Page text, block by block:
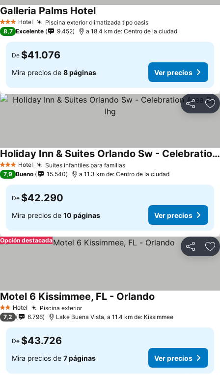
3 Estrellas
Hotel Piscina exterior climatizada tipo oasisVer precios
Galleria Palms HotelVer precios
8,7 Excelente 9.452 a 18.4 km de: Centro de la ciudad
De $41.076
Mira precios de 8 páginas Ver precios
Compartir
3 Estrellas
Hotel Suites infantiles para familiasVer precios
Holiday Inn & Suites Orlando Sw - Celebration Area By Ihg
Ver precios
7,9 Bueno 15.540 a 11.3 km de: Centro de la ciudad
De $42.290
Mira precios de 10 páginas Ver precios
Compartir
Opción destacada
2 Estrellas
Hotel Piscina exteriorVer precios
Motel 6 Kissimmee, FL - Orlando
7,2 6.796 Lake Buena Vista, a 11.4 km de: Kissimmee
De $43.726
Mira precios de 7 páginas Ver precios